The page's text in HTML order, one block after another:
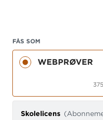
tidskrævende
følge med i den
Forfatterne bag
tidligere konsulent i
faget dansk og
FÅS SOM
WEBPRØVER
Skolelicens